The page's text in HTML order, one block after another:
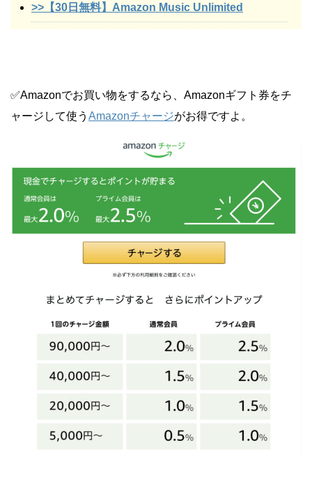
>>【30日無料】Amazon Music Unlimited
✅Amazonでお買い物をするなら、Amazonギフト券をチ
ャージして使う Amazonチャージがお得ですよ。